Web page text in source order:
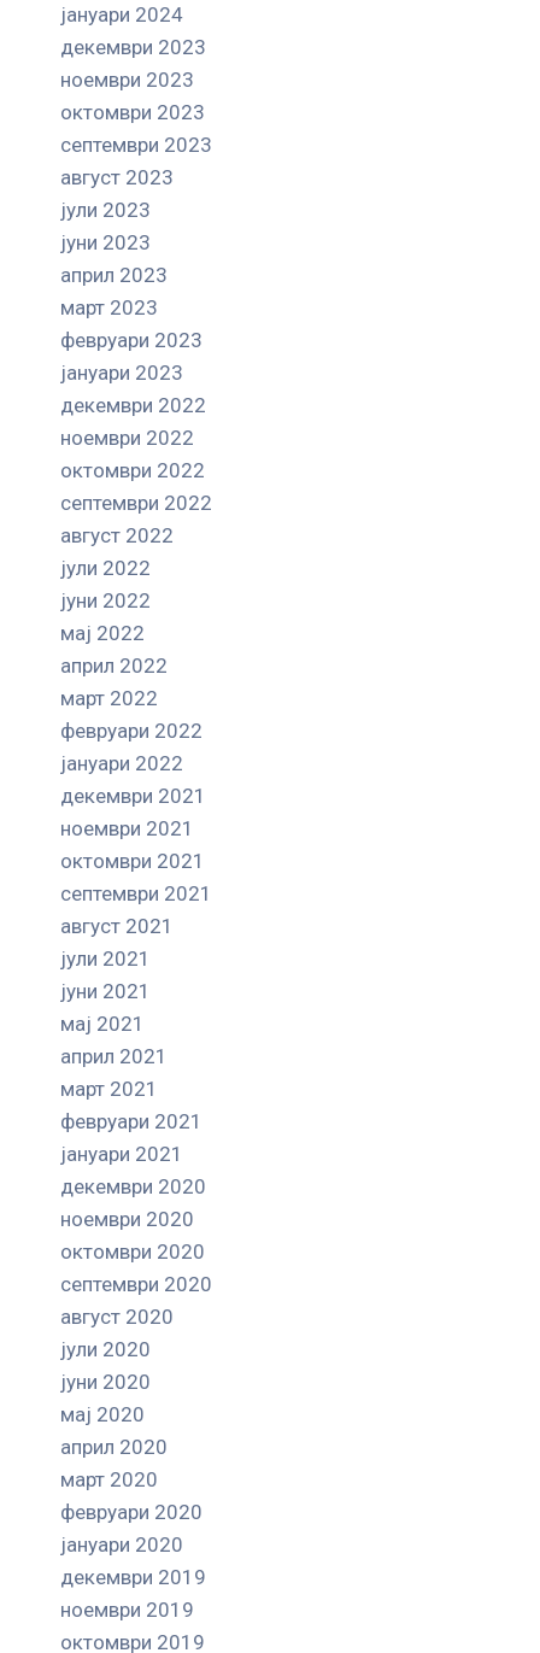
јануари 2024
декември 2023
ноември 2023
октомври 2023
септември 2023
август 2023
јули 2023
јуни 2023
април 2023
март 2023
февруари 2023
јануари 2023
декември 2022
ноември 2022
октомври 2022
септември 2022
август 2022
јули 2022
јуни 2022
мај 2022
април 2022
март 2022
февруари 2022
јануари 2022
декември 2021
ноември 2021
октомври 2021
септември 2021
август 2021
јули 2021
јуни 2021
мај 2021
април 2021
март 2021
февруари 2021
јануари 2021
декември 2020
ноември 2020
октомври 2020
септември 2020
август 2020
јули 2020
јуни 2020
мај 2020
април 2020
март 2020
февруари 2020
јануари 2020
декември 2019
ноември 2019
октомври 2019